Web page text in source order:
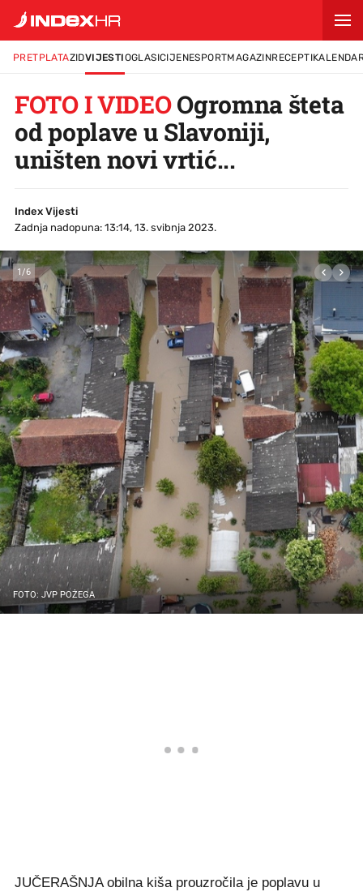
PRETPLATAZIDVIJESTIOGLASICIJENESPORTMAGAZINRECEPTI
FOTO I VIDEOOgromna šteta
od poplave u Slavoniji,
uništen novi vrtić...
Index Vijesti
Zadnja nadopuna: 13:14, 13. svibnja 2023.
1/6
FOTO: JVP POŽEGA
JUČERAŠNJA obilna kiša prouzročila je poplavu u